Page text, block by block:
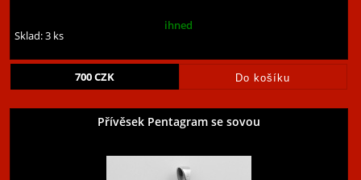
ihned
Sklad: 3 ks
700CZK
Přívěsek Pentagram se sovou